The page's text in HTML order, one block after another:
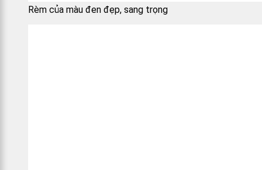
Rèm của màu đen đẹp, sang trọng